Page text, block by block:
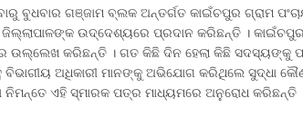
ଗଞ୍ଜାମ ବ୍ଲକ ଅନ୍ତର୍ଗତ କାଇଁଚପୁର ଗ୍ରାମ
ଉଦ୍ଦେଶ୍ୟରେ ପ୍ରଦାନ କରିଛନ୍ତି । କାଇଁଚପୁର
ଉଲ୍ଲେଖ କରିଛନ୍ତି । ଗତ କିଛି ଦିନ ହେଲା କିଛି ସଦସ୍ୟଙ୍କୁ
ଅଧିକାରୀ ମାନଙ୍କୁ ଅଭିଯୋଗ କରିଥିଲେ ସୁଦ୍ଧା
ଏହି ସ୍ମାରକ ପତ୍ର ମାଧ୍ୟମରେ ଅନୁରୋଧ କରିଛନ୍ତି